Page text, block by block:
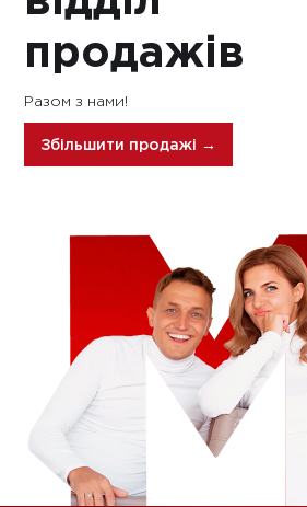
продажів
Разом з нами!
Збільшити продажі →